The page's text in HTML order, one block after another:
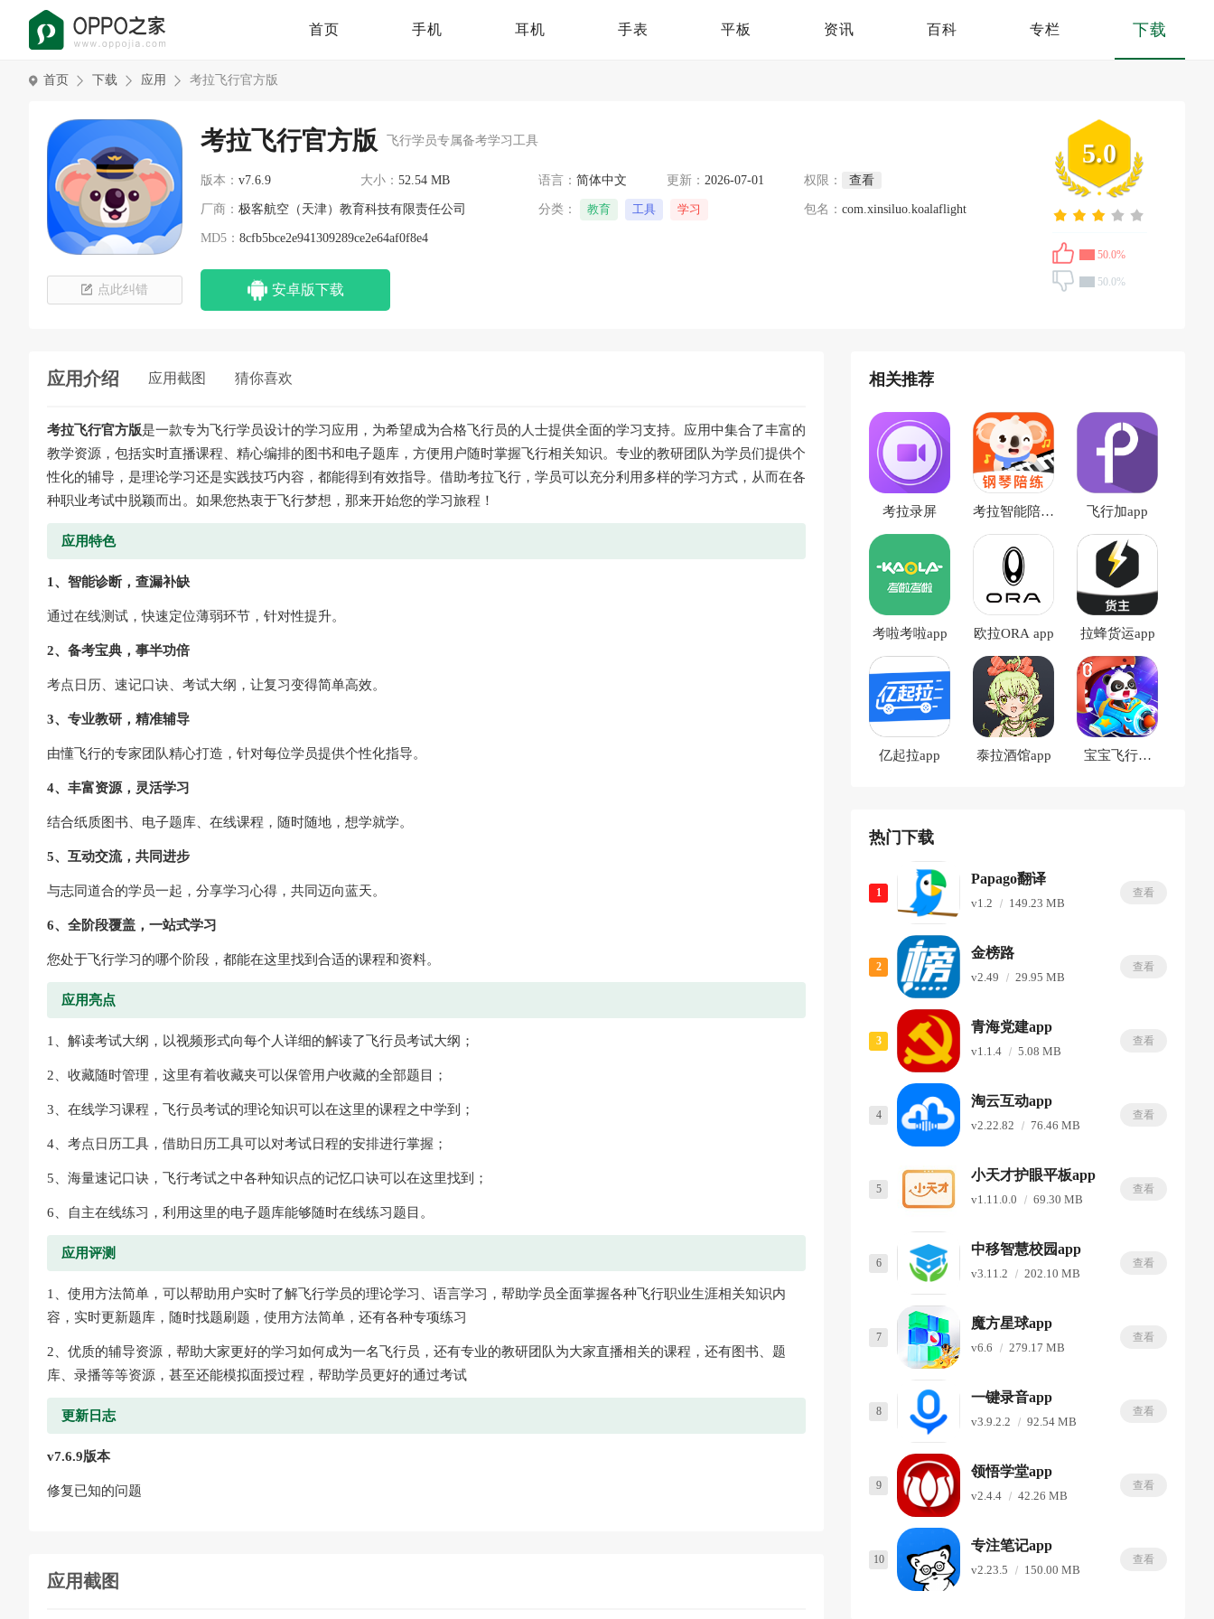
首页 手机 耳机 手表 平板 资讯 百科 专栏 下载
首页 下载 应用 考拉飞行官方版
5.0
50.0%
50.0%
点此纠错
考拉飞行官方版 飞行学员专属备考学习工具
版本： v7.6.9 大小： 52.54 MB 语言： 简体中文 更新： 2026-07-01 权限： 查看
厂商： 极客航空（天津）教育科技有限责任公司 分类： 教育 工具 学习 包名： com.xinsiluo.koalaflight
MD5： 8cfb5bce2e941309289ce2e64af0f8e4
安卓版下载
应用介绍 应用截图 猜你喜欢
考拉飞行官方版是一款专为飞行学员设计的学习应用，为希望成为合格飞行员的人士提供全面的学习支持。应用中集合了丰富的
教学资源，包括实时直播课程、精心编排的图书和电子题库，方便用户随时掌握飞行相关知识。专业的教研团队为学员们提供个
性化的辅导，是理论学习还是实践技巧内容，都能得到有效指导。借助考拉飞行，学员可以充分利用多样的学习方式，从而在各
种职业考试中脱颖而出。如果您热衷于飞行梦想，那来开始您的学习旅程！
应用特色
1、智能诊断，查漏补缺
通过在线测试，快速定位薄弱环节，针对性提升。
2、备考宝典，事半功倍
考点日历、速记口诀、考试大纲，让复习变得简单高效。
3、专业教研，精准辅导
由懂飞行的专家团队精心打造，针对每位学员提供个性化指导。
4、丰富资源，灵活学习
结合纸质图书、电子题库、在线课程，随时随地，想学就学。
5、互动交流，共同进步
与志同道合的学员一起，分享学习心得，共同迈向蓝天。
6、全阶段覆盖，一站式学习
您处于飞行学习的哪个阶段，都能在这里找到合适的课程和资料。
应用亮点
1、解读考试大纲，以视频形式向每个人详细的解读了飞行员考试大纲；
2、收藏随时管理，这里有着收藏夹可以保管用户收藏的全部题目；
3、在线学习课程，飞行员考试的理论知识可以在这里的课程之中学到；
4、考点日历工具，借助日历工具可以对考试日程的安排进行掌握；
5、海量速记口诀，飞行考试之中各种知识点的记忆口诀可以在这里找到；
6、自主在线练习，利用这里的电子题库能够随时在线练习题目。
应用评测
1、使用方法简单，可以帮助用户实时了解飞行学员的理论学习、语言学习，帮助学员全面掌握各种飞行职业生涯相关知识内
容，实时更新题库，随时找题刷题，使用方法简单，还有各种专项练习
2、优质的辅导资源，帮助大家更好的学习如何成为一名飞行员，还有专业的教研团队为大家直播相关的课程，还有图书、题
库、录播等等资源，甚至还能模拟面授过程，帮助学员更好的通过考试
更新日志
v7.6.9版本
修复已知的问题
应用截图
相关推荐
考拉录屏
考拉智能陪练
app
飞行加app
考啦考啦app 欧拉ORA app 拉蜂货运app
亿起拉app 泰拉酒馆app
宝宝飞行员
热门下载
1 查看
Papago翻译
v1.2 149.23 MB
2 查看
金榜路
v2.49 29.95 MB
3 查看
青海党建app
v1.1.4 5.08 MB
4 查看
淘云互动app
v2.22.82 76.46 MB
5 查看
小天才护眼平板app
v1.11.0.0 69.30 MB
6 查看
中移智慧校园app
v3.11.2 202.10 MB
7 查看
魔方星球app
v6.6 279.17 MB
8 查看
一键录音app
v3.9.2.2 92.54 MB
9 查看
领悟学堂app
v2.4.4 42.26 MB
10 查看
专注笔记app
v2.23.5 150.00 MB